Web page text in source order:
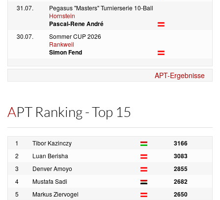
31.07.
Pegasus "Masters" Turnierserie 10-Ball
Hornstein
Pascal-Rene André
30.07.
Sommer CUP 2026
Rankweil
Simon Fend
APT-Ergebnisse
APT Ranking - Top 15
1 Tibor Kazinczy 3166
2 Luan Berisha 3083
3 Denver Amoyo 2855
4 Mustafa Sadi 2682
5 Markus Ziervogel 2650